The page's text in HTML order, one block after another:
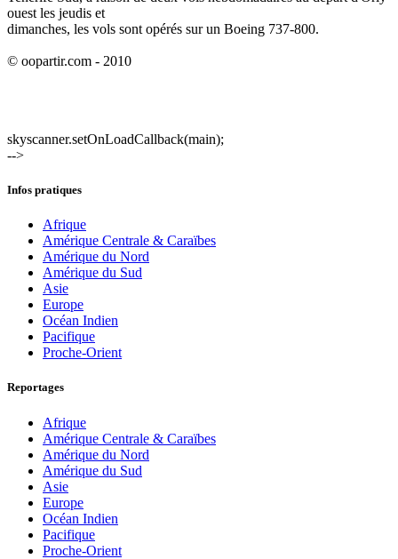
ouest les jeudis et
dimanches, les vols sont opérés sur un Boeing 737-800.
© oopartir.com - 2010
skyscanner.setOnLoadCallback(main);
-->
Infos pratiques
Afrique
Amérique Centrale & Caraïbes
Amérique du Nord
Amérique du Sud
Asie
Europe
Océan Indien
Pacifique
Proche-Orient
Reportages
Afrique
Amérique Centrale & Caraïbes
Amérique du Nord
Amérique du Sud
Asie
Europe
Océan Indien
Pacifique
Proche-Orient